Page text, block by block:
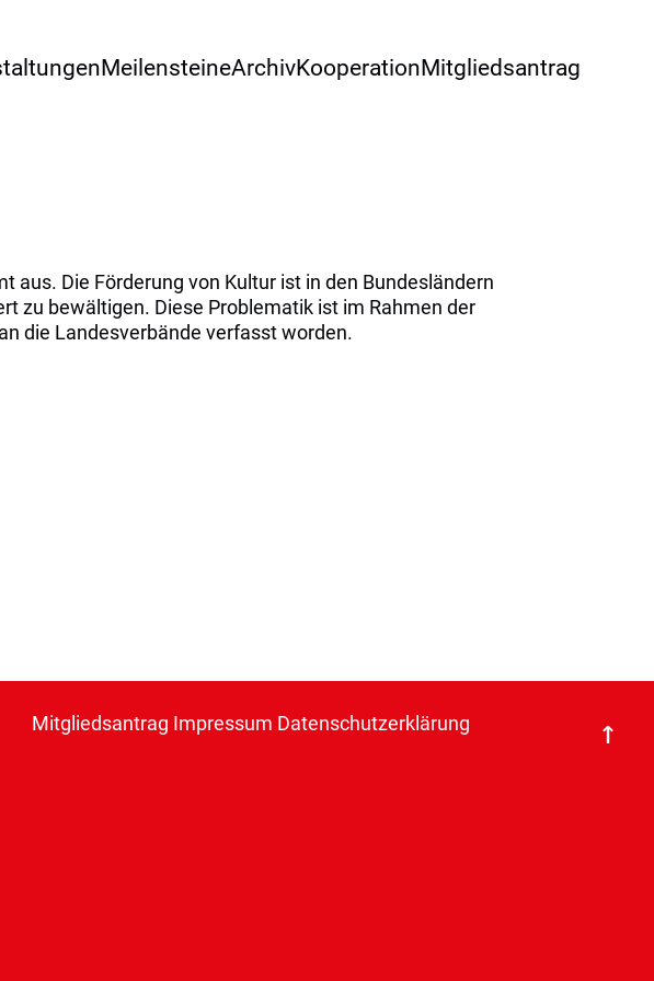
MeilensteineArchivKooperationMitgliedsantrag
aus. Die Förderung von Kultur ist in den Bundesländern
zu bewältigen. Diese Problematik ist im Rahmen der
die Landesverbände verfasst worden.
Mitgliedsantrag Impressum Datenschutzerklärung ↑